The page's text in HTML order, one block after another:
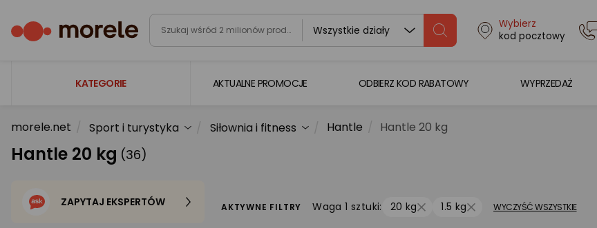
Wszystkie działy
Wybierz
kod pocztowy
KATEGORIE
Laptopy
Komputery
Gaming
AKTUALNE PROMOCJE ODBIERZ KOD RABATOWY WYPRZEDAŻ
morele.net Sport i turystyka Siłownia i fitness Hantle Hantle 20 kg
Hantle 20 kg (36)
ZAPYTAJ EKSPERTÓW AKTYWNE FILTRY Waga 1 sztuki: 20 kg 1.5 kg WYCZYŚĆ WSZYSTKIE